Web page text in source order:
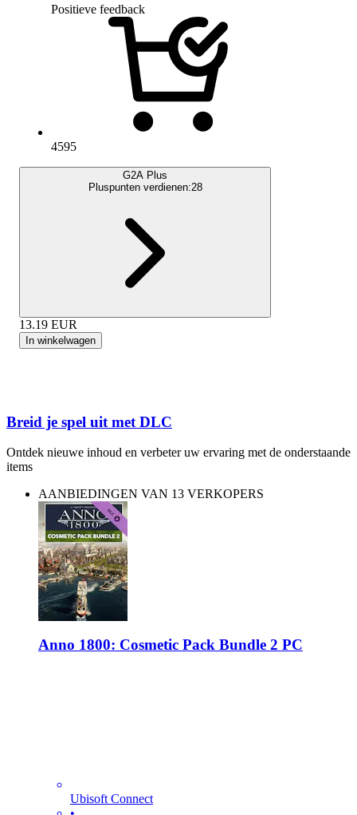
Positieve feedback
4595
G2A Plus
Pluspunten verdienen:28
13.19 EUR
In winkelwagen
Breid je spel uit met DLC
Ontdek nieuwe inhoud en verbeter uw ervaring met de onderstaande
items
AANBIEDINGEN VAN 13 VERKOPERS
Anno 1800: Cosmetic Pack Bundle 2 PC
Ubisoft Connect